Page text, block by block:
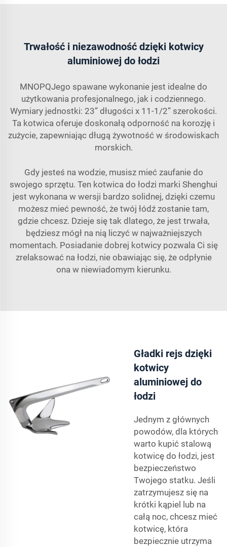
Trwałość i niezawodność dzięki kotwicy
aluminiowej do łodzi
MNOPQJego spawane wykonanie jest idealne do
użytkowania profesjonalnego, jak i codziennego.
Wymiary jednostki: 23” długości x 11-1/2” szerokości.
Ta kotwica oferuje doskonałą odporność na korozję i
zużycie, zapewniając długą żywotność w środowiskach
morskich.
Gdy jesteś na wodzie, musisz mieć zaufanie do
swojego sprzętu. Ten kotwica do łodzi marki Shenghui
jest wykonana w wersji bardzo solidnej, dzięki czemu
możesz mieć pewność, że twój łódź zostanie tam,
gdzie chcesz. Dzieje się tak dlatego, że jest trwała,
będziesz mógł na nią liczyć w najważniejszych
momentach. Posiadanie dobrej kotwicy pozwala Ci się
zrelaksować na łodzi, nie obawiając się, że odpłynie
ona w niewiadomym kierunku.
Gładki rejs dzięki
kotwicy
aluminiowej do
łodzi
Jednym z głównych
powodów, dla których
warto kupić stalową
kotwicę do łodzi, jest
bezpieczeństwo
Twojego statku. Jeśli
zatrzymujesz się na
krótki kąpiel lub na
całą noc, chcesz mieć
kotwicę, która
bezpiecznie utrzyma